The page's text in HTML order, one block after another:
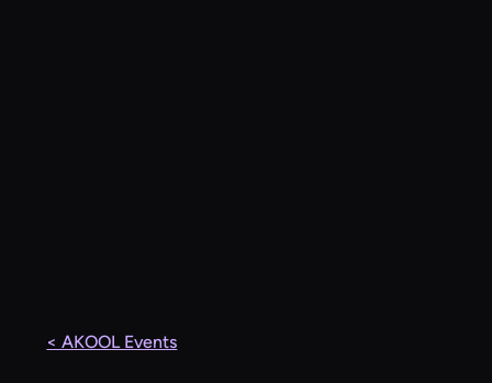
< AKOOL Events